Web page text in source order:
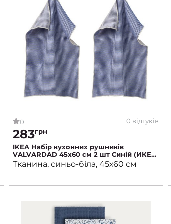
0 0 відгуків
283грн
IKEA Набір кухонних рушників
VALVARDAD 45х60 см 2 шт Синій (ИКЕА
ВАЛЬВАРДАД)
Тканина, синьо-біла, 45х60 см